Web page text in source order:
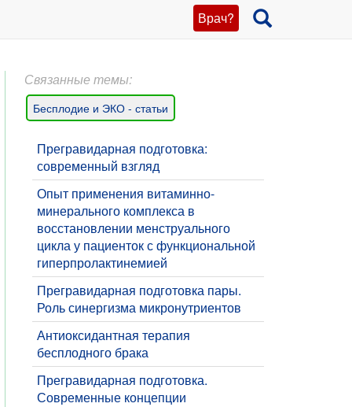
Врач?
Связанные темы:
Бесплодие и ЭКО - статьи
Прегравидарная подготовка:
современный взгляд
Опыт применения витаминно-
минерального комплекса в
восстановлении менструального
цикла у пациенток с функциональной
гиперпролактинемией
Прегравидарная подготовка пары.
Роль синергизма микронутриентов
Антиоксидантная терапия
бесплодного брака
​Прегравидарная подготовка.
Современные концепции